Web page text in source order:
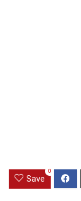
Save
0